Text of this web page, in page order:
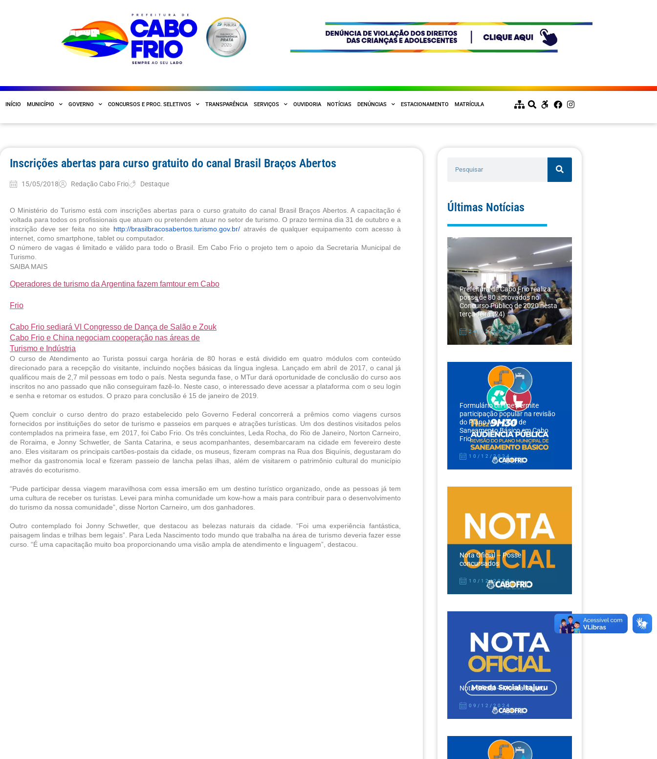
INÍCIO MUNICÍPIO GOVERNO CONCURSOS E PROC. SELETIVOS TRANSPARÊNCIA SERVIÇOS OUVIDORIA NOTÍCIAS DENÚNCIAS ESTACIONAMENTO MATRÍCULA
Inscrições abertas para curso gratuito do canal Brasil Braços Abertos
15/05/2018 Redação Cabo Frio Destaque
O Ministério do Turismo está com inscrições abertas para o curso gratuito do canal Brasil Braços Abertos. A capacitação é
voltada para todos os profissionais que atuam ou pretendem atuar no setor de turismo. O prazo termina dia 31 de outubro e a
inscrição deve ser feita no site http://brasilbracosabertos.turismo.gov.br/ através de qualquer equipamento com acesso à
internet, como smartphone, tablet ou computador.
O número de vagas é limitado e válido para todo o Brasil. Em Cabo Frio o projeto tem o apoio da Secretaria Municipal de
Turismo.
SAIBA MAIS
Operadores de turismo da Argentina fazem famtour em Cabo
Frio
Cabo Frio sediará VI Congresso de Dança de Salão e Zouk
Cabo Frio e China negociam cooperação nas áreas de
Turismo e Indústria
O curso de Atendimento ao Turista possui carga horária de 80 horas e está dividido em quatro módulos com conteúdo
direcionado para a recepção do visitante, incluindo noções básicas da língua inglesa. Lançado em abril de 2017, o canal já
qualificou mais de 2,7 mil pessoas em todo o país. Nesta segunda fase, o MTur dará oportunidade de conclusão do curso aos
inscritos no ano passado que não conseguiram fazê-lo. Neste caso, o interessado deve acessar a plataforma com o seu login
e senha e retomar os estudos. O prazo para conclusão é 15 de janeiro de 2019.
Quem concluir o curso dentro do prazo estabelecido pelo Governo Federal concorrerá a prêmios como viagens cursos
fornecidos por instituições do setor de turismo e passeios em parques e atrações turísticas. Um dos destinos visitados pelos
contemplados na primeira fase, em 2017, foi Cabo Frio. Os três concluintes, Leda Rocha, do Rio de Janeiro, Norton Carneiro,
de Roraima, e Jonny Schwetler, de Santa Catarina, e seus acompanhantes, desembarcaram na cidade em fevereiro deste
ano. Eles visitaram os principais cartões-postais da cidade, os museus, fizeram compras na Rua dos Biquínis, degustaram do
melhor da gastronomia local e fizeram passeio de lancha pelas ilhas, além de visitarem o patrimônio cultural do município
através do ecoturismo.
“Pude participar dessa viagem maravilhosa com essa imersão em um destino turístico organizado, onde as pessoas já tem
uma cultura de receber os turistas. Levei para minha comunidade um kow-how a mais para contribuir para o desenvolvimento
do turismo da nossa comunidade”, disse Norton Carneiro, um dos ganhadores.
Outro contemplado foi Jonny Schwetler, que destacou as belezas naturais da cidade. “Foi uma experiência fantástica,
paisagem lindas e trilhas bem legais”. Para Leda Nascimento todo mundo que trabalha na área de turismo deveria fazer esse
curso. “É uma capacitação muito boa proporcionando uma visão ampla de atendimento e linguagem”, destacou.
Últimas Notícias
Prefeitura de Cabo Frio realiza
posse de 80 aprovados no
Concurso Público de 2020 nesta
terça-feira (24)
24/12/2024
Formulário on-line permite
participação popular na revisão
do Plano Municipal de
Saneamento Básico em Cabo
Frio
10/12/2024
Nota Oficial – Posse
concursados
10/12/2024
Nota Oficial – Moeda Itajuru
09/12/2024